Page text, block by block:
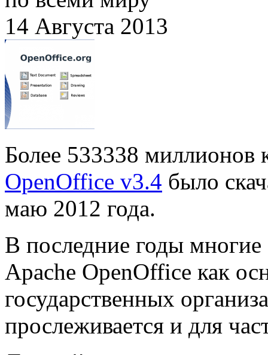
14 Августа 2013
Более 533338 миллионов
OpenOffice v3.4 было
маю 2012 года.
В последние годы
Apache OpenOffice как
государственных
прослеживается и для